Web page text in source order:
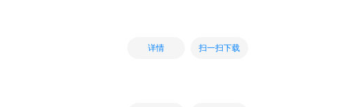
详情 扫一扫下载